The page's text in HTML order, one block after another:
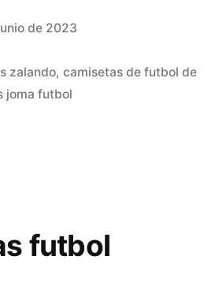
de 2023
zalando, camisetas de futbol de
joma futbol
futbol